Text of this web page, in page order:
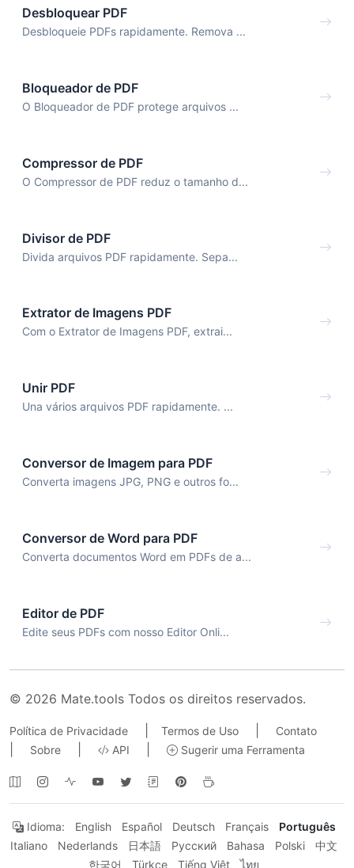
Desbloquear PDF
Desbloqueie PDFs rapidamente. Remova ...
Bloqueador de PDF
O Bloqueador de PDF protege arquivos ...
Compressor de PDF
O Compressor de PDF reduz o tamanho d...
Divisor de PDF
Divida arquivos PDF rapidamente. Sepa...
Extrator de Imagens PDF
Com o Extrator de Imagens PDF, extrai...
Unir PDF
Una vários arquivos PDF rapidamente. ...
Conversor de Imagem para PDF
Converta imagens JPG, PNG e outros fo...
Conversor de Word para PDF
Converta documentos Word em PDFs de a...
Editor de PDF
Edite seus PDFs com nosso Editor Onli...
© 2026 Mate.tools Todos os direitos reservados.
Política de Privacidade Termos de Uso Contato
Sobre API Sugerir uma Ferramenta
Idioma: English Español Deutsch Français
Português
Italiano
Nederlands 日本語 Русский Bahasa Polski
中文
한국어
Türkçe Tiếng Việt ไทย